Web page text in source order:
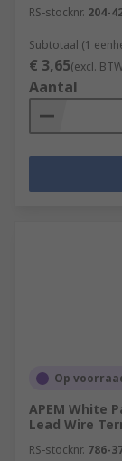
RS-stocknr. 204-
Subtotaal (1
€ 3,65(excl.
Aantal
Op
APEM White
Lead Wire
RS-stocknr. 786-